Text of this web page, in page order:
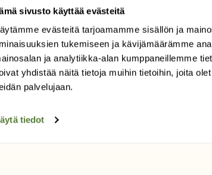
sivusto käyttää evästeitä
evästeitä tarjoamamme sisällön ja
tukemiseen ja kävijämäärämme
ja analytiikka-alan kumppaneillemme
yhdistää näitä tietoja muihin tietoihin, joita
palvelujaan.
tiedot